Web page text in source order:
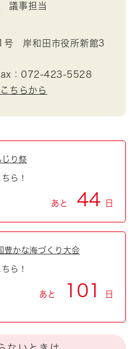
議事担当
号 岸和田市役所新館3
：072-423-5528
ちらから
り祭
ら！
あと 44 日
豊かな海づくり大会
ら！
あと 101 日